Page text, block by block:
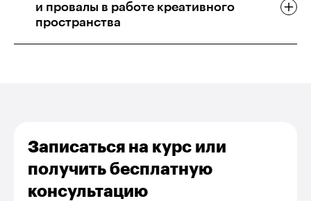
и провалы в работе креативного
пространства
Записаться на курс или
получить бесплатную
консультацию